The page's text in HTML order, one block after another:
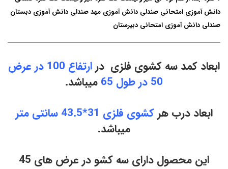
ابعاد کمد سه کشوی فلزی در
ارتفاع 100 در عرض
50 در طول 65
میباشد.
ابعاد درب هر کشوی فلزی 31*43.5 سانتی متر
میباشد.
این محصول دارای سه کشو در عرض های 45